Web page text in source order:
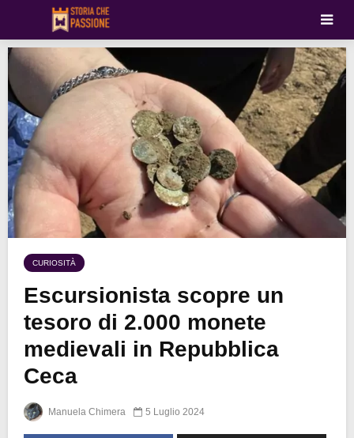
CURIOSITÀ
Escursionista scopre un
tesoro di 2.000 monete
medievali in Repubblica
Ceca
Manuela Chimera 5 Luglio 2024